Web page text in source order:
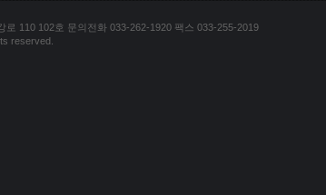
로 110 102호 문의전화 033-262-1920 팩스 033-255-2019
reserved.